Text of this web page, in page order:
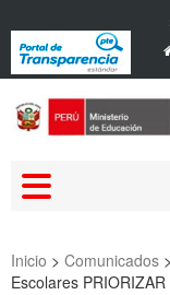
Inicio > Comunicados >
Escolares